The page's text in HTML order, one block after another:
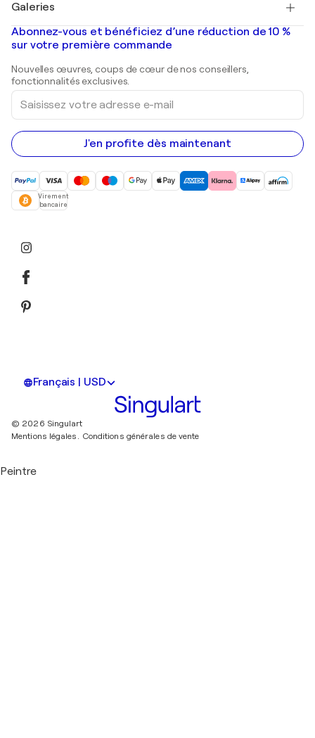
Banksy
Mr. Brainwash
Shepard Fairey
Tableaux abstraits à vendre
Peintures de paysage
Estampes
Peintures acryliques
Galeries
Galeries d'art en France
Galeries d'art en Belgique
Abonnez-vous et bénéficiez d’une réduction de 10 %
sur votre première commande
Nouvelles œuvres, coups de cœur de nos conseillers,
fonctionnalités exclusives.
Saisissez
votre
adresse
e-
mail
J'en profite dès maintenant
Virement
bancaire
Français | USD
© 2026 Singulart
Mentions légales. Conditions générales de vente
Peintre